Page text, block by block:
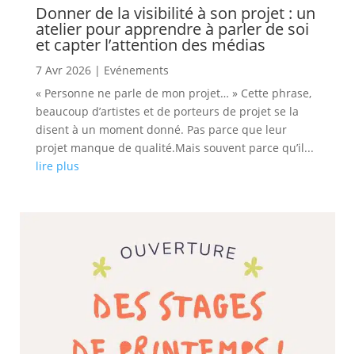
Donner de la visibilité à son projet : un
atelier pour apprendre à parler de soi
et capter l’attention des médias
7 Avr 2026| Evénements
« Personne ne parle de mon projet… » Cette phrase,
beaucoup d’artistes et de porteurs de projet se la
disent à un moment donné. Pas parce que leur
projet manque de qualité.Mais souvent parce qu’il...
lire plus